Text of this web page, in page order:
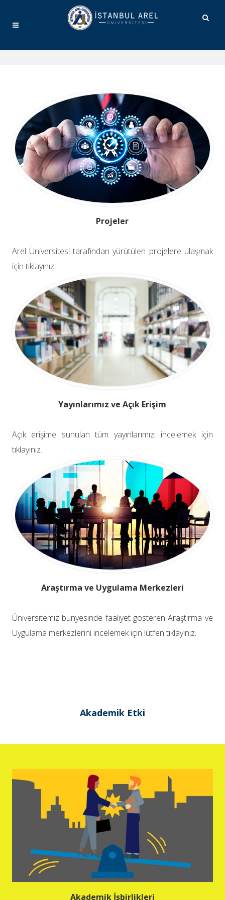
Projeler
Arel Üniversitesi tarafından yürütülen projelere ulaşmak
için tıklayınız.
Yayınlarımız ve Açık Erişim
Açık erişime sunulan tüm yayınlarımızı incelemek için
tıklayınız.
Araştırma ve Uygulama Merkezleri
Üniversitemiz bünyesinde faaliyet gösteren Araştırma ve
Uygulama merkezlerini incelemek için lütfen tıklayınız.
Akademik Etki
Akademik İşbirlikleri